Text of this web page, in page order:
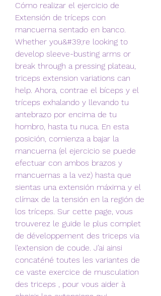
Cómo realizar el ejercicio de
Extensión de tríceps con
mancuerna sentado en banco.
Whether you&#39;re looking to
develop sleeve-busting arms or
break through a pressing plateau,
triceps extension variations can
help. Ahora, contrae el bíceps y el
tríceps exhalando y llevando tu
antebrazo por encima de tu
hombro, hasta tu nuca. En esta
posición, comienza a bajar la
mancuerna (el ejercicio se puede
efectuar con ambos brazos y
mancuernas a la vez) hasta que
sientas una extensión máxima y el
clímax de la tensión en la región de
los tríceps. Sur cette page, vous
trouverez le guide le plus complet
de développement des triceps via
l’extension de coude. J’ai ainsi
concaténé toutes les variantes de
ce vaste exercice de musculation
des triceps , pour vous aider à